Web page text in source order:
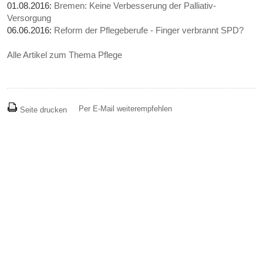
01.08.2016: Bremen: Keine Verbesserung der Palliativ-
Versorgung
06.06.2016: Reform der Pflegeberufe - Finger verbrannt SPD?
Alle Artikel zum Thema Pflege
Seite drucken Per E-Mail weiterempfehlen